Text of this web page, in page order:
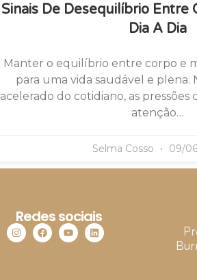
Sinais De Desequilíbrio Entre
Dia A Dia
Manter o equilíbrio entre corpo e
para uma vida saudável e plena.
acelerado do cotidiano, as pressões
atenção…
Selma Cosso 09/
Redes sociais